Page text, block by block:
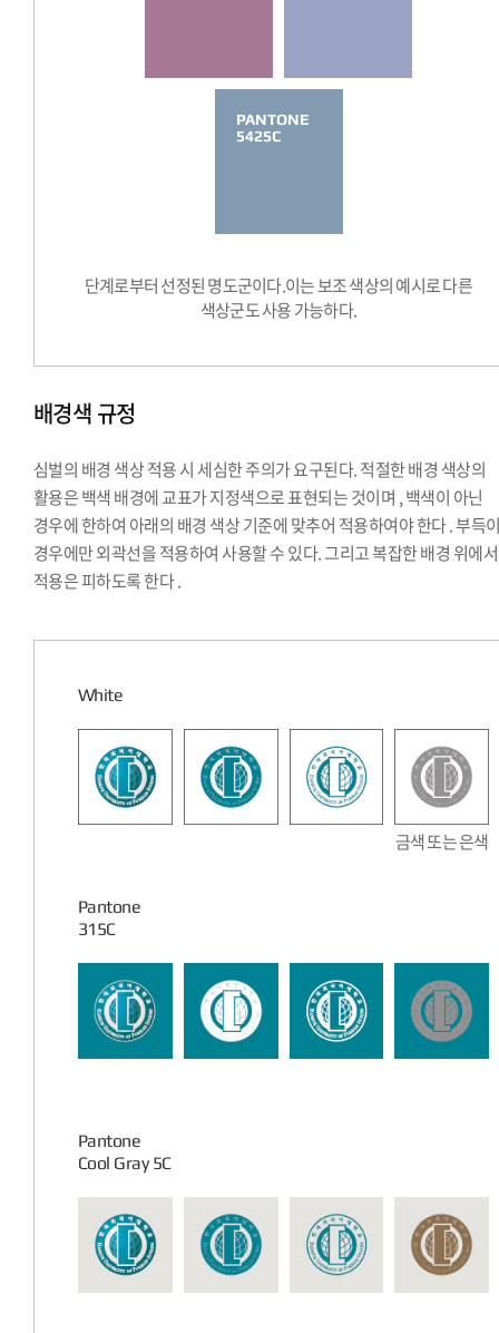
PANTONE
5425C
단계로부터 선정된 명도군이다.이는 보조 색상의 예시로 다른
색상군도 사용 가능하다.
배경색 규정
심벌의 배경 색상 적용 시 세심한 주의가 요구된다. 적절한 배경 색상의
활용은 백색 배경에 교표가 지정색으로 표현되는 것이며 , 백색이 아닌
경우에 한하여 아래의 배경 색상 기준에 맞추어 적용하여야 한다 . 부득
경우에만 외곽선을 적용하여 사용할 수 있다. 그리고 복잡한 배경 위에
적용은 피하도록 한다 .
White
금색 또는 은색
Pantone
315C
Pantone
Cool Gray 5C